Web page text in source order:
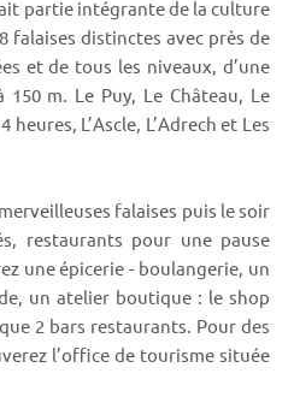
partie intégrante de la culture
falaises distinctes avec près de
et de tous les niveaux, d’une
m. Le Puy, Le Château, Le
L’Ascle, L’Adrech et Les
falaises puis le soir
restaurants pour une pause
une épicerie - boulangerie, un
un atelier boutique : le shop
2 bars restaurants. Pour des
l’office de tourisme située